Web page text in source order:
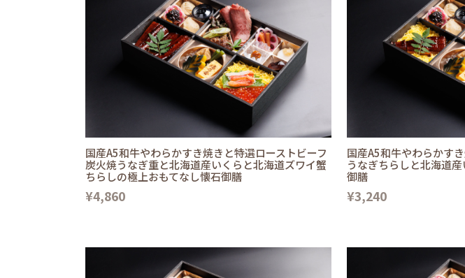
国産A5和牛やわらかすき焼きと特選ローストビーフ
炭火焼うなぎ重と北海道産いくらと北海道ズワイ蟹
ちらしの極上おもてなし懐石御膳
¥4,860
国産A5和牛やわらかす
うなぎちらしと北海道
御膳
¥3,240